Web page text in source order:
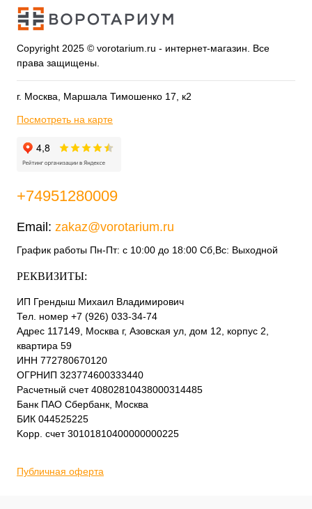
Copyright 2025 © vorotarium.ru - интернет-магазин. Все
права защищены.
г. Москва, Маршала Тимошенко 17, к2
Посмотреть на карте
+74951280009
Email: zakaz@vorotarium.ru
График работы Пн-Пт: с 10:00 до 18:00 Сб,Вс: Выходной
РЕКВИЗИТЫ:
ИП Грендыш Михаил Владимирович
Тел. номер +7 (926) 033-34-74
Адрес 117149, Москва г, Азовская ул, дом 12, корпус 2,
квартира 59
ИНН 772780670120
ОГРНИП 323774600333440
Расчетный счет 40802810438000314485
Банк ПАО Сбербанк, Москва
БИК 044525225
Kорр. счет 30101810400000000225
Публичная оферта